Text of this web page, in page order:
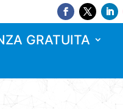
GRATUITA